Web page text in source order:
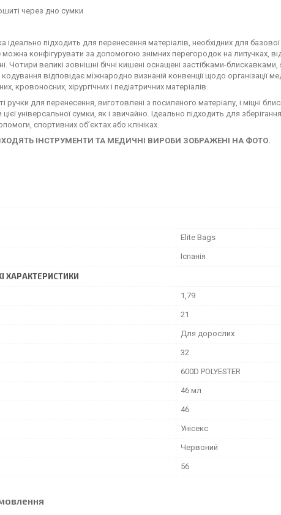
через дно сумки
ідеально підходить для перенесення матеріалів, необхідних для
можна конфігурувати за допомогою знімних перегородок на липучках,
Чотири великі зовнішні бічні кишені оснащені застібками-
відповідає міжнародно визнаній конвенції щодо організації
кровоносних, хірургічних і педіатричних матеріалів.
ручки для перенесення, виготовлені з посиленого матеріалу, і міцні
універсальної сумки, як і звичайно. Ідеально підходить для
спортивних об’єктах або клініках.
ІНСТРУМЕНТИ ТА МЕДИЧНІ ВИРОБИ ЗОБРАЖЕНІ НА ФОТО.
Elite Bags
Іспанія
ХАРАКТЕРИСТИКИ
1,79
21
Для дорослих
32
600D POLYESTER
46 мл
46
Унісекс
Червоний
56